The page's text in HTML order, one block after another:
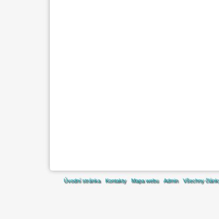
Úvodní stránka Kontakty Mapa webu Admin Všechny